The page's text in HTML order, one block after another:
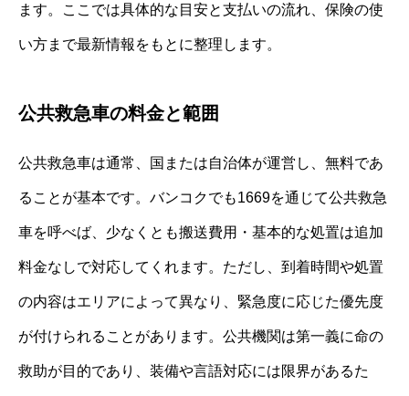
ます。ここでは具体的な目安と支払いの流れ、保険の使
い方まで最新情報をもとに整理します。
公共救急車の料金と範囲
公共救急車は通常、国または自治体が運営し、無料であ
ることが基本です。バンコクでも1669を通じて公共救急
車を呼べば、少なくとも搬送費用・基本的な処置は追加
料金なしで対応してくれます。ただし、到着時間や処置
の内容はエリアによって異なり、緊急度に応じた優先度
が付けられることがあります。公共機関は第一義に命の
救助が目的であり、装備や言語対応には限界があるた